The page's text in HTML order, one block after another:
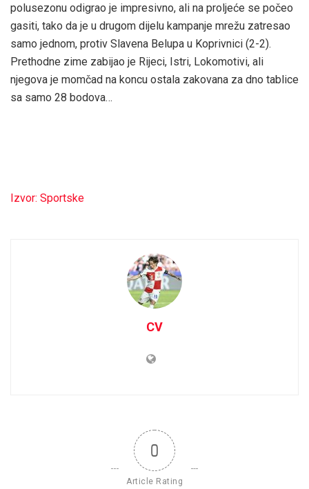
polusezonu odigrao je impresivno, ali na proljeće se počeo
gasiti, tako da je u drugom dijelu kampanje mrežu zatresao
samo jednom, protiv Slavena Belupa u Koprivnici (2-2).
Prethodne zime zabijao je Rijeci, Istri, Lokomotivi, ali
njegova je momčad na koncu ostala zakovana za dno tablice
sa samo 28 bodova…
Izvor: Sportske
CV
0
Article Rating